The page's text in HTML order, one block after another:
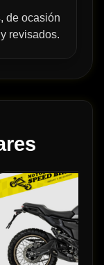
de ocasión
revisados.